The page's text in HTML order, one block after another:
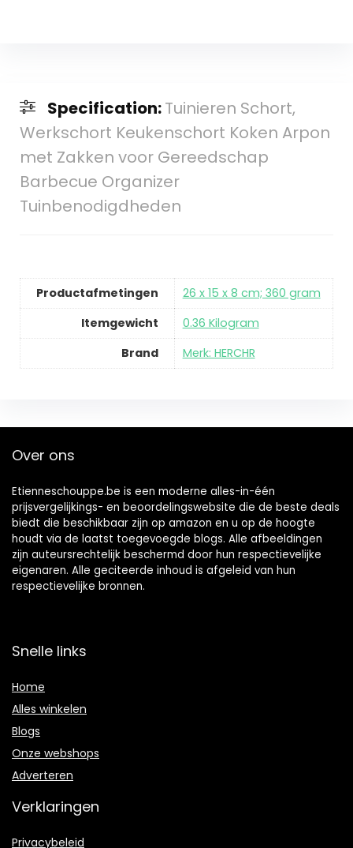
Specification:Tuinieren Schort,
Werkschort Keukenschort Koken Arpon
met Zakken voor Gereedschap
Barbecue Organizer
Tuinbenodigdheden
Productafmetingen
‎26 x 15 x 8 cm; 360 gram
Itemgewicht
‎0.36 Kilogram
Brand
Merk: HERCHR
Over ons
Etienneschouppe.be is een moderne alles-in-één
prijsvergelijkings- en beoordelingswebsite die de beste deals
biedt die beschikbaar zijn op amazon en u op de hoogte
houdt via de laatst toegevoegde blogs. Alle afbeeldingen
zijn auteursrechtelijk beschermd door hun respectievelijke
eigenaren. Alle geciteerde inhoud is afgeleid van hun
respectievelijke bronnen.
Snelle links
Home
Alles winkelen
Blogs
Onze webshops
Adverteren
Verklaringen
Privacybeleid